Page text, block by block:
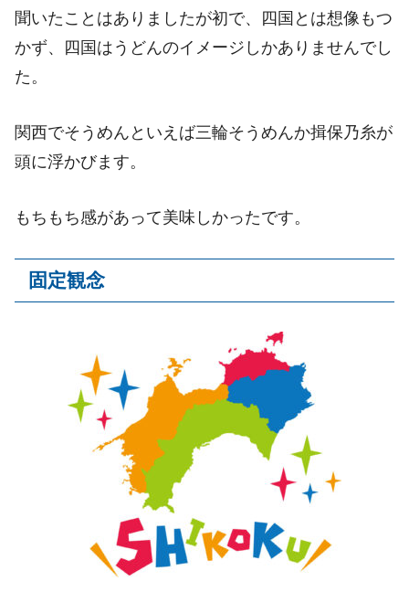
聞いたことはありましたが初で、四国とは想像もつ
かず、四国はうどんのイメージしかありませんでし
た。
関西でそうめんといえば三輪そうめんか揖保乃糸が
頭に浮かびます。
もちもち感があって美味しかったです。
固定観念